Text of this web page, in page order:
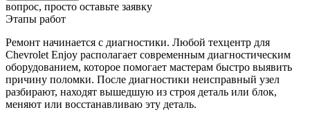
вопрос, просто оставьте заявку
Этапы работ
Ремонт начинается с диагностики. Любой техцентр для
Chevrolet Enjoy располагает современным диагностическим
оборудованием, которое помогает мастерам быстро выявить
причину поломки. После диагностики неисправный узел
разбирают, находят вышедшую из строя деталь или блок,
меняют или восстанавливаю эту деталь.